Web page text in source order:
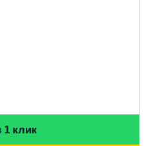
1 клик